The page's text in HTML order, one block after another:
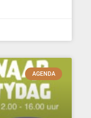
AGENDA